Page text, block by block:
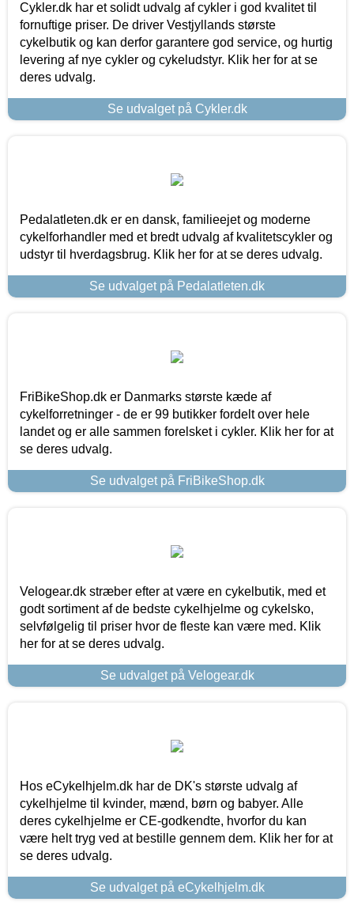
Cykler.dk har et solidt udvalg af cykler i god kvalitet til
fornuftige priser. De driver Vestjyllands største
cykelbutik og kan derfor garantere god service, og hurtig
levering af nye cykler og cykeludstyr. Klik her for at se
deres udvalg.
Se udvalget på Cykler.dk
Pedalatleten.dk er en dansk, familieejet og moderne
cykelforhandler med et bredt udvalg af kvalitetscykler og
udstyr til hverdagsbrug. Klik her for at se deres udvalg.
Se udvalget på Pedalatleten.dk
FriBikeShop.dk er Danmarks største kæde af
cykelforretninger - de er 99 butikker fordelt over hele
landet og er alle sammen forelsket i cykler. Klik her for at
se deres udvalg.
Se udvalget på FriBikeShop.dk
Velogear.dk stræber efter at være en cykelbutik, med et
godt sortiment af de bedste cykelhjelme og cykelsko,
selvfølgelig til priser hvor de fleste kan være med. Klik
her for at se deres udvalg.
Se udvalget på Velogear.dk
Hos eCykelhjelm.dk har de DK's største udvalg af
cykelhjelme til kvinder, mænd, børn og babyer. Alle
deres cykelhjelme er CE-godkendte, hvorfor du kan
være helt tryg ved at bestille gennem dem. Klik her for at
se deres udvalg.
Se udvalget på eCykelhjelm.dk